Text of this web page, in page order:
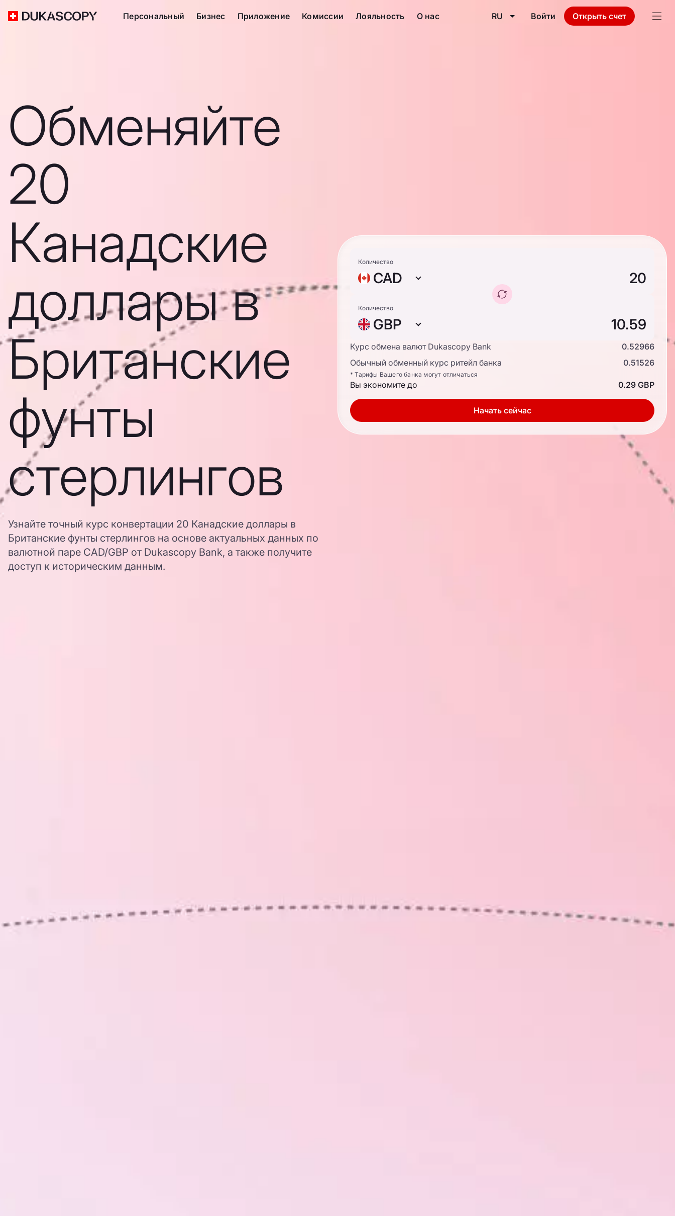
Персональный Бизнес Приложение Комиссии Лояльность О нас RU Войти Открыть счет
Обменяйте
20
Канадские
доллары в
Британские
фунты
стерлингов
Узнайте точный курс конвертации 20 Канадские доллары в
Британские фунты стерлингов на основе актуальных данных по
валютной паре CAD/GBP от Dukascopy Bank, а также получите
доступ к историческим данным.
Количество
CAD
Количество
GBP
Курс обмена валют Dukascopy Bank
0.52966
Обычный обменный курс ритейл банка
0.51526
* Тарифы Вашего банка могут отличаться
Вы экономите до 0.29 GBP
Начать сейчас